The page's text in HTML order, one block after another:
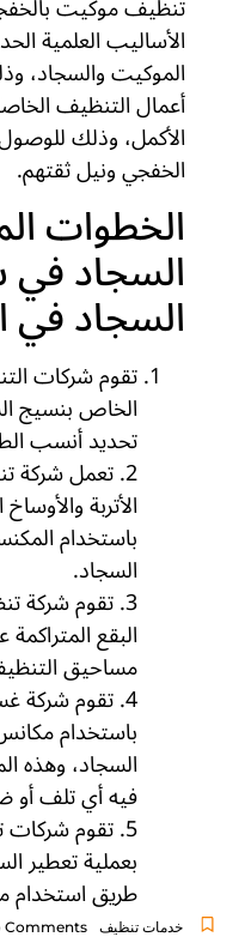
الأساليب العلمية
الموكيت والسجاد،
أعمال التنظيف
الأكمل، وذلك
الخفجي ونيل ثقتهم.
الخطوات
السجاد
السجاد
تقوم شركات
الخاص بنسيج
تحديد أنسب
2. تعمل
الأتربة
باستخدام
السجاد.
3. تقوم شركة
البقع
مساحيق
4. تقوم شركة
باستخدام
السجاد، وهذه
فيه أي تلف أو
5. تقوم
بعملية تعطير
طريق استخدام
خدمات تنظيف